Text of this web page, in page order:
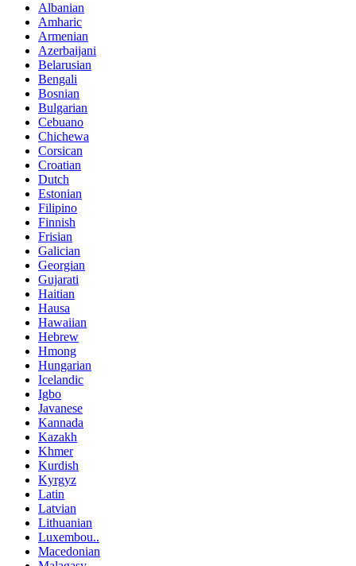
Albanian
Amharic
Armenian
Azerbaijani
Belarusian
Bengali
Bosnian
Bulgarian
Cebuano
Chichewa
Corsican
Croatian
Dutch
Estonian
Filipino
Finnish
Frisian
Galician
Georgian
Gujarati
Haitian
Hausa
Hawaiian
Hebrew
Hmong
Hungarian
Icelandic
Igbo
Javanese
Kannada
Kazakh
Khmer
Kurdish
Kyrgyz
Latin
Latvian
Lithuanian
Luxembou..
Macedonian